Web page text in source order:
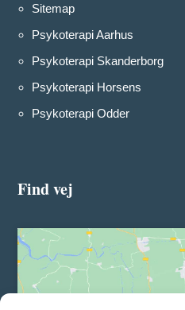
Sitemap
Psykoterapi Aarhus
Psykoterapi Skanderborg
Psykoterapi Horsens
Psykoterapi Odder
Find vej